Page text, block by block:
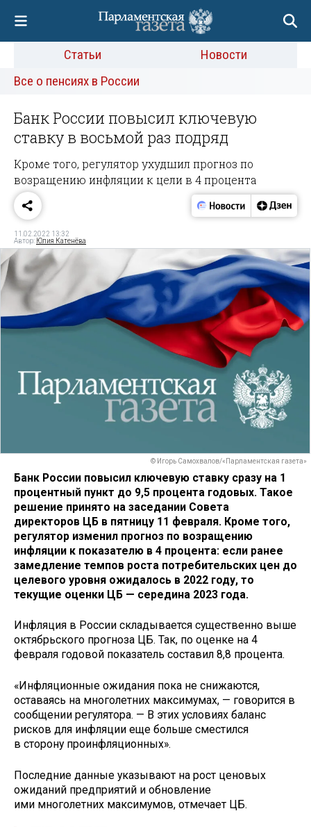
Статьи
Новости
Все о пенсиях в России
Банк России повысил ключевую
ставку в восьмой раз подряд
Кроме того, регулятор ухудшил прогноз по
возращению инфляции к цели в 4 процента
11.02.2022 13:32
Автор: Юлия Катенёва
© Игорь Самохвалов/«Парламентская газета»
Банк России повысил ключевую ставку сразу на 1
процентный пункт до 9,5 процента годовых. Такое
решение принято на заседании Совета
директоров ЦБ в пятницу 11 февраля. Кроме того,
регулятор изменил прогноз по возращению
инфляции к показателю в 4 процента: если ранее
замедление темпов роста потребительских цен до
целевого уровня ожидалось в 2022 году, то
текущие оценки ЦБ — середина 2023 года.
Инфляция в России складывается существенно выше
октябрьского прогноза ЦБ. Так, по оценке на 4
февраля годовой показатель составил 8,8 процента.
«Инфляционные ожидания пока не снижаются,
оставаясь на многолетних максимумах, — говорится в
сообщении регулятора. — В этих условиях баланс
рисков для инфляции еще больше сместился
в сторону проинфляционных».
Последние данные указывают на рост ценовых
ожиданий предприятий и обновление
ими многолетних максимумов, отмечает ЦБ.